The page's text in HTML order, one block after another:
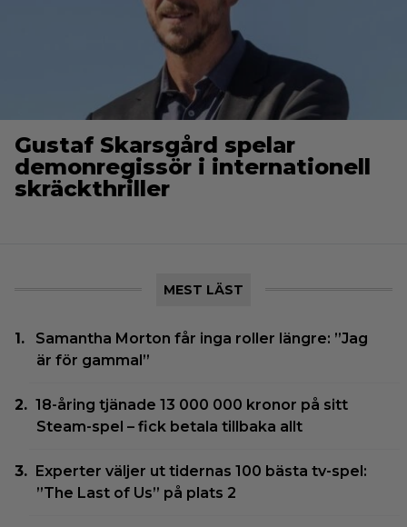
Gustaf Skarsgård spelar
demonregissör i internationell
skräckthriller
MEST LÄST
Samantha Morton får inga roller längre: ”Jag
är för gammal”
18-åring tjänade 13 000 000 kronor på sitt
Steam-spel – fick betala tillbaka allt
Experter väljer ut tidernas 100 bästa tv-spel:
”The Last of Us” på plats 2